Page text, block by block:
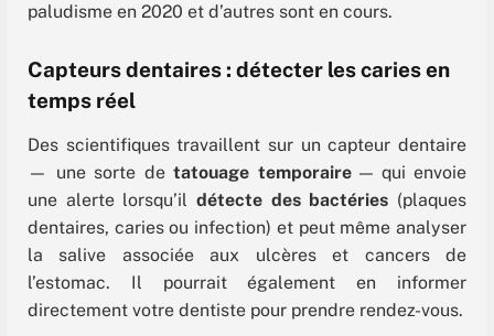
paludisme en 2020 et d’autres sont en cours.
Capteurs dentaires : détecter les caries en
temps réel
Des scientifiques travaillent sur un capteur dentaire
— une sorte de tatouage temporaire— qui envoie
une alerte lorsqu’il détecte des bactéries (plaques
dentaires, caries ou infection) et peut même analyser
la salive associée aux ulcères et cancers de
l’estomac. Il pourrait également en informer
directement votre dentiste pour prendre rendez-vous.